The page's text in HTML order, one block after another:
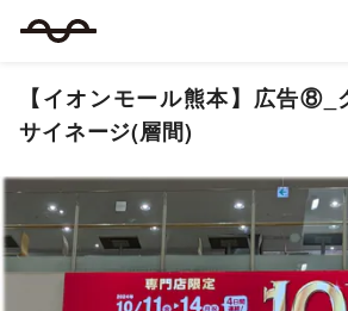
【イオンモール熊本】広告⑧_
サイネージ(層間)